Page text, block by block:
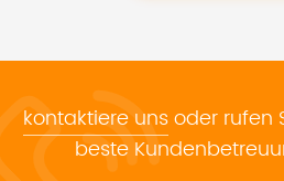
kontaktiere unsoder rufen
beste